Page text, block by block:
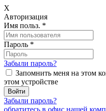
X
Авторизация
Имя польз. *
Пароль *
Забыли пароль?
Запомнить меня на этом
этом устройстве
Забыли пароль?
обратитесь в офис нашей